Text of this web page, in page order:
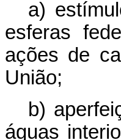
a)
esferas
ações de
União;
b)
águas